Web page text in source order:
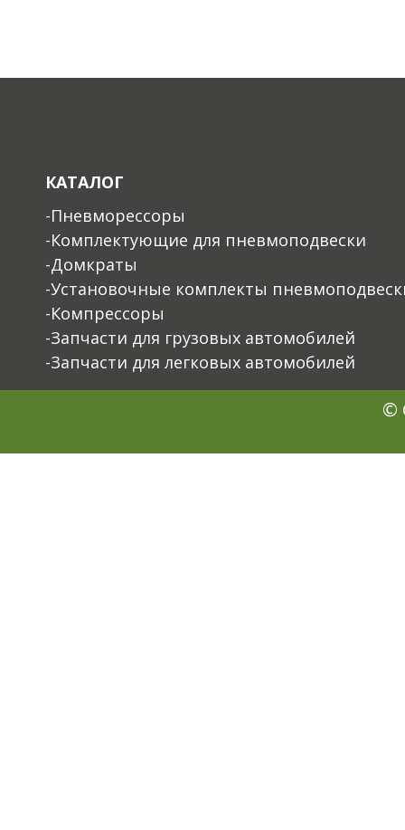
КАТАЛОГ
-Пневморессоры
-Комплектующие для пневмоподвески
-Домкраты
-Установочные комплекты
-Компрессоры
-Запчасти для грузовых автомобилей
-Запчасти для легковых автомобилей
©